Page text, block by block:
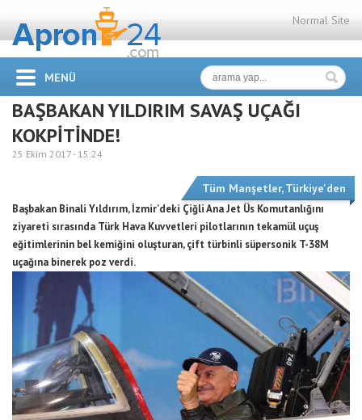
Normal Site
MENÜ
BAŞBAKAN YILDIRIM SAVAŞ UÇAĞI
KOKPİTİNDE!
25 Ekim 2017 - 15:24
Tüm Manşetler,Türkiye'den
Başbakan Binali Yıldırım, İzmir’deki Çiğli Ana Jet Üs Komutanlığını
ziyareti sırasında Türk Hava Kuvvetleri pilotlarının tekamül uçuş
eğitimlerinin bel kemiğini oluşturan, çift türbinli süpersonik T-38M
uçağına binerek poz verdi.